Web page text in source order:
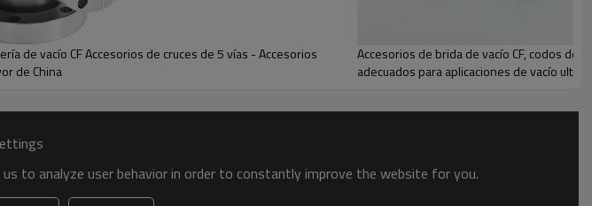
mayor de China
de vacío CF Accesorios de cruces de 5 vías - Accesorios
de China
Accesorios de brida de vacío CF, codos de
adecuados para aplicaciones de vacío
to analyze user behavior in order to constantly improve the website for you.